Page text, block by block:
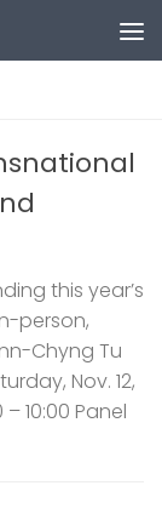
this year’s
person,
Chyng Tu
Nov. 12,
10:00 Panel